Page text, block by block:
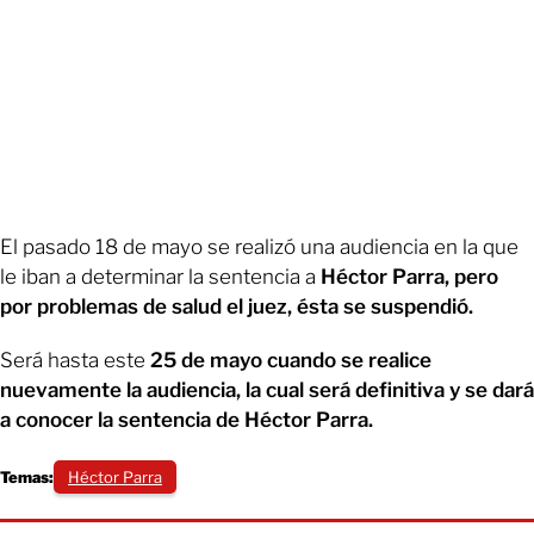
El pasado 18 de mayo se realizó una audiencia en la que
le iban a determinar la sentencia a Héctor Parra, pero
por problemas de salud el juez, ésta se suspendió.
Será hasta este 25 de mayo cuando se realice
nuevamente la audiencia, la cual será definitiva y se dará
a conocer la sentencia de Héctor Parra.
Temas: Héctor Parra